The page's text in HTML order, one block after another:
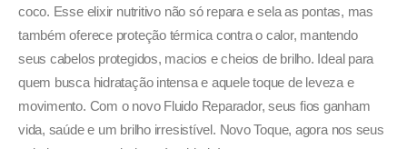
coco. Esse elixir nutritivo não só repara e sela as pontas, mas
também oferece proteção térmica contra o calor, mantendo
seus cabelos protegidos, macios e cheios de brilho. Ideal para
quem busca hidratação intensa e aquele toque de leveza e
movimento. Com o novo Fluido Reparador, seus fios ganham
vida, saúde e um brilho irresistível. Novo Toque, agora nos seus